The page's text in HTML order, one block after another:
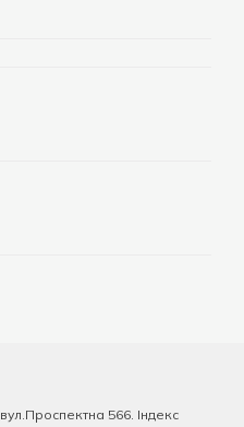
вул.Проспектна 566. Індекс